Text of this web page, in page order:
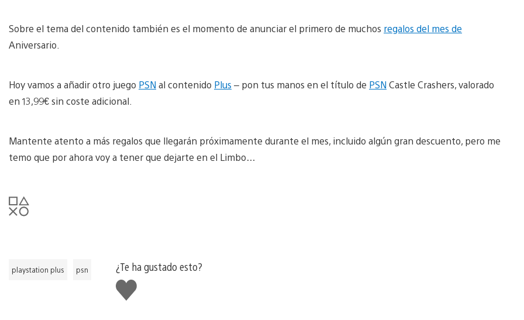
Sobre el tema del contenido también es el momento de anunciar el primero de muchos regalos del mes de
Aniversario.
Hoy vamos a añadir otro juego PSN al contenido Plus – pon tus manos en el título de PSN Castle Crashers, valorado
en 13,99€ sin coste adicional.
Mantente atento a más regalos que llegarán próximamente durante el mes, incluido algún gran descuento, pero me
temo que por ahora voy a tener que dejarte en el Limbo…
playstation plus psn
¿Te ha gustado esto?
Me
gusta